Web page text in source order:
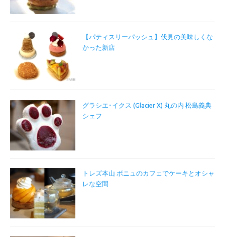
【パティスリーパッシュ】伏見の美味しくな
かった新店
グラシエ･イクス (Glacier X) 丸の内 松島義典
シェフ
トレズ本山 ボニュのカフェでケーキとオシャ
レな空間